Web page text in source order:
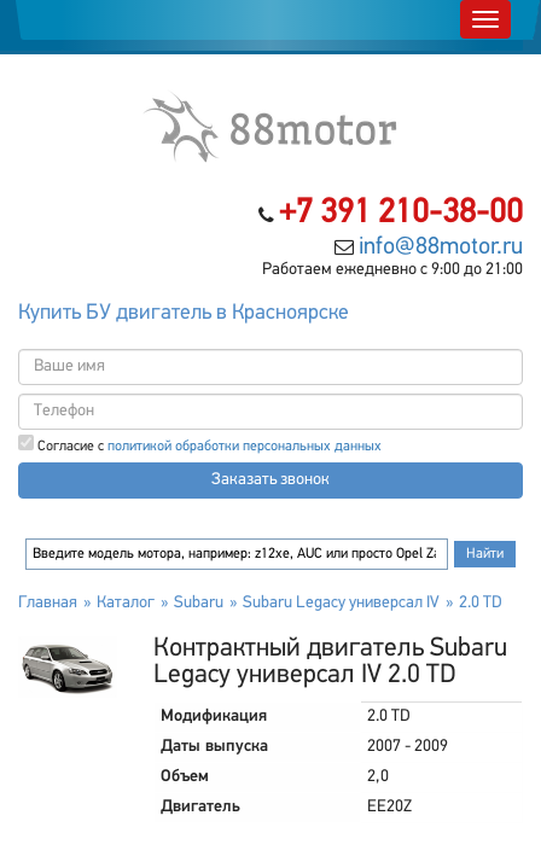
+7 391 210-38-00
info@88motor.ru
Работаем ежедневно с 9:00 до 21:00
Купить БУ двигатель в Красноярске
Согласие с политикой обработки персональных данных
Заказать звонок
Главная Каталог Subaru Subaru Legacy универсал IV 2.0 TD
Контрактный двигатель Subaru
Legacy универсал IV 2.0 TD
Модификация
2.0 TD
Даты выпуска
2007 - 2009
Объем
2,0
Двигатель
EE20Z